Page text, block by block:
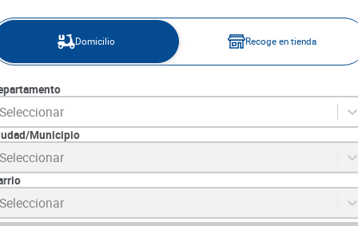
Adulto x 5
Ondulado Adulto x 1 und
Crema
150 ml
Domicilio Recoge en tienda
Seleccionar
Municipio
Seleccionar
Seleccionar